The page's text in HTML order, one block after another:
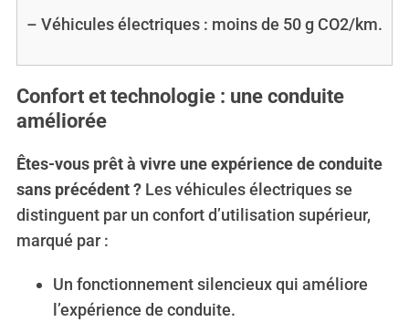
– Véhicules électriques : moins de 50 g CO2/km.
Confort et technologie : une conduite
améliorée
Êtes-vous prêt à vivre une expérience de conduite
sans précédent ?Les véhicules électriques se
distinguent par un confort d’utilisation supérieur,
marqué par :
Un fonctionnement silencieux qui améliore
l’expérience de conduite.